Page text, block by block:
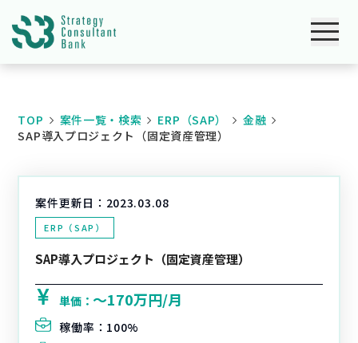
TOP 案件一覧・検索 ERP（SAP）
金融
SAP導入プロジェクト（固定資産管理）
案件更新日： 2023.03.08
ERP（SAP）
SAP導入プロジェクト（固定資産管理）
単価：〜170万円/月
稼働率： 100%